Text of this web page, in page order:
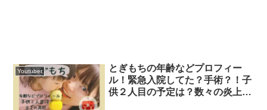
Youtuber
とぎもちの年齢などプロフィー
ル！緊急入院してた？手術？！子
供２人目の予定は？数々の炎上の